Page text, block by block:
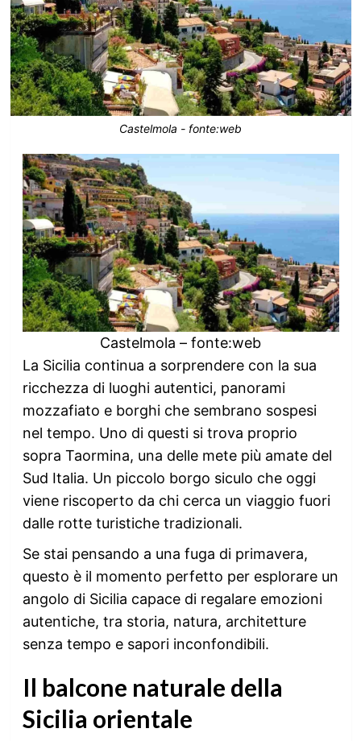
Castelmola - fonte:web
Castelmola – fonte:web
La Sicilia continua a sorprendere con la sua
ricchezza di luoghi autentici, panorami
mozzafiato e borghi che sembrano sospesi
nel tempo. Uno di questi si trova proprio
sopra Taormina, una delle mete più amate del
Sud Italia. Un piccolo borgo siculo che oggi
viene riscoperto da chi cerca un viaggio fuori
dalle rotte turistiche tradizionali.
Se stai pensando a una fuga di primavera,
questo è il momento perfetto per esplorare un
angolo di Sicilia capace di regalare emozioni
autentiche, tra storia, natura, architetture
senza tempo e sapori inconfondibili.
Il balcone naturale della
Sicilia orientale